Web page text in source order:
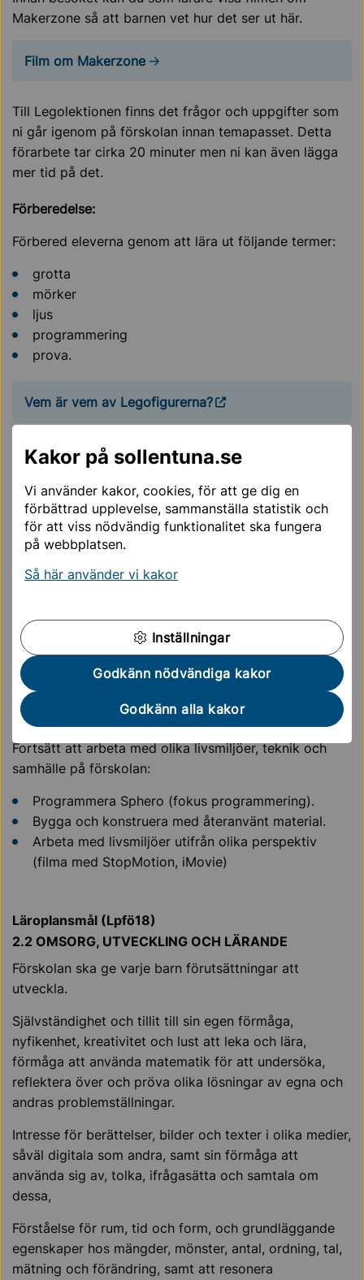
Kakor på sollentuna.se
Vi använder kakor, cookies, för att ge dig en
förbättrad upplevelse, sammanställa statistik och
för att viss nödvändig funktionalitet ska fungera
på webbplatsen.
Så här använder vi kakor
Inställningar
Godkänn nödvändiga kakor
Godkänn alla kakor
Makerzone så att barnen vet hur det ser ut här.
Film om Makerzone
Till Legolektionen finns det frågor och uppgifter som
ni går igenom på förskolan innan temapasset. Detta
förarbete tar cirka 20 minuter men ni kan även lägga
mer tid på det.
Förberedelse:
Förbered eleverna genom att lära ut följande termer:
grotta
mörker
ljus
programmering
prova.
Vem är vem av Legofigurerna?
Här kan du läsa om hur andra arbetat med Lego
Besöket på Makerzone
Samling för presentation.
Repetition av uppdraget som de ska arbeta med på
Makerzone.
Konstruktion, testning och möjlighet att förbättra
bygget.
Vi återsamlas och delar erfarenheter.
Avslut genom samling för reflektioner och utvärdering.
Arbete efter besöket
Fortsätt att arbeta med olika livsmiljöer, teknik och
samhälle på förskolan:
Programmera Sphero (fokus programmering).
Bygga och konstruera med återanvänt material.
Arbeta med livsmiljöer utifrån olika perspektiv
(filma med StopMotion, iMovie)
Läroplansmål (Lpfö18)
2.2 OMSORG, UTVECKLING OCH LÄRANDE
Förskolan ska ge varje barn förutsättningar att
utveckla.
Självständighet och tillit till sin egen förmåga,
nyfikenhet, kreativitet och lust att leka och lära,
förmåga att använda matematik för att undersöka,
reflektera över och pröva olika lösningar av egna och
andras problemställningar.
Intresse för berättelser, bilder och texter i olika medier,
såväl digitala som andra, samt sin förmåga att
använda sig av, tolka, ifrågasätta och samtala om
dessa,
Förståelse för rum, tid och form, och grundläggande
egenskaper hos mängder, möns­ter, antal, ordning, tal,
mätning och förändring, samt att resonera